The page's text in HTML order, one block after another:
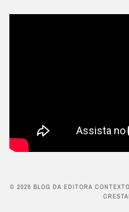
© 2026 BLOG DA EDITORA CONTEXTO